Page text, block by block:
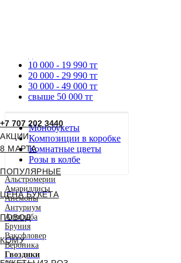
+7 707 202 3440
АКЦИИ
8 МАРТА
ПОПУЛЯРНЫЕ
ЦЕНА БУКЕТА
ПОВОД
КОМУ
10 000 - 19 990 тг
20 000 - 29 990 тг
30 000 - 49 000 тг
свыше 50 000 тг
Монобукеты
Композиции в коробке
Комнатные цветы
Розы в колбе
Альстромерии
Амариллисы
Анемоны
Антуриум
Астильба
Бруния
Ваксфловер
Вероника
Гвоздики